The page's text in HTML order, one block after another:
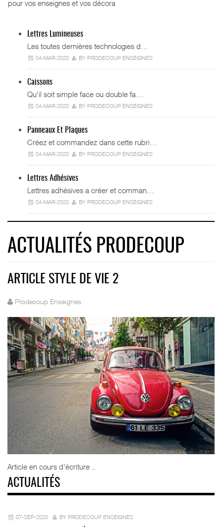
pour vos enseignes et vos décora
Lettres Lumineuses
Les toutes dernières technologies d…
04-MAR-2020 BY PRODECOUP ENSEIGNES
Caissons
Qu'il soit simple face ou double fa…
04-MAR-2020 BY PRODECOUP ENSEIGNES
Panneaux Et Plaques
Créez et commandez dans cette rubri…
04-MAR-2020 BY PRODECOUP ENSEIGNES
Lettres Adhésives
Lettres adhésives a créer et comman…
04-MAR-2020 BY PRODECOUP ENSEIGNES
ACTUALITÉS PRODECOUP
ARTICLE STYLE DE VIE 2
Prodecoup Enseignes
Article en cours d'écriture ..
ACTUALITÉS
07-SEP-2020 BY PRODECOUP ENSEIGNES